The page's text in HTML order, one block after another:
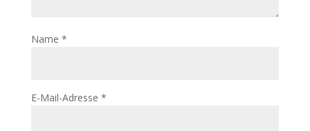
Name *
E-Mail-Adresse *